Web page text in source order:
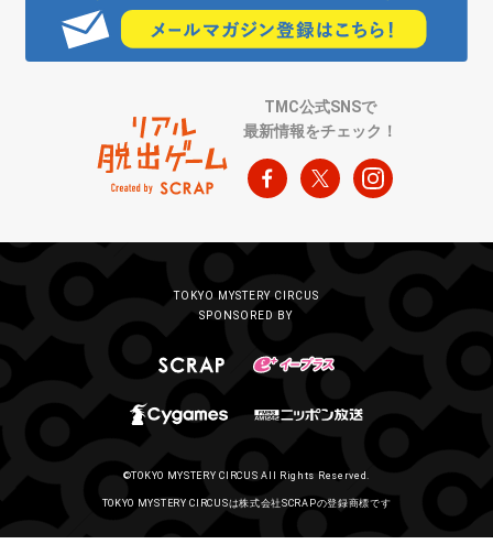
TMC公式SNSで
最新情報をチェック！
TOKYO MYSTERY CIRCUS
SPONSORED BY
©TOKYO MYSTERY CIRCUS All Rights Reserved.
TOKYO MYSTERY CIRCUSは株式会社SCRAPの登録商標です